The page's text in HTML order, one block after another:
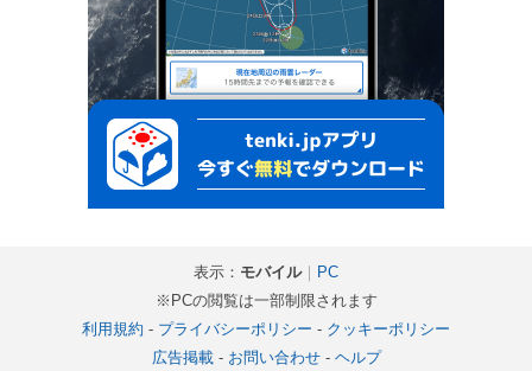
表示： モバイル｜ PC
※PCの閲覧は一部制限されます
利用規約 - プライバシーポリシー - クッキーポリシー
広告掲載- お問い合わせ- ヘルプ